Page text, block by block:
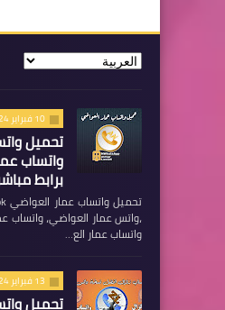
10 فبراير 2024
تحميل
واتساب
برابط
،واتس عمار العواضي، واتساب
واتساب عمار الع…
13 فبراير 2024
تحميل